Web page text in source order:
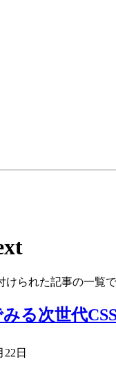
けられた記事の一覧で
みる次世代
22日